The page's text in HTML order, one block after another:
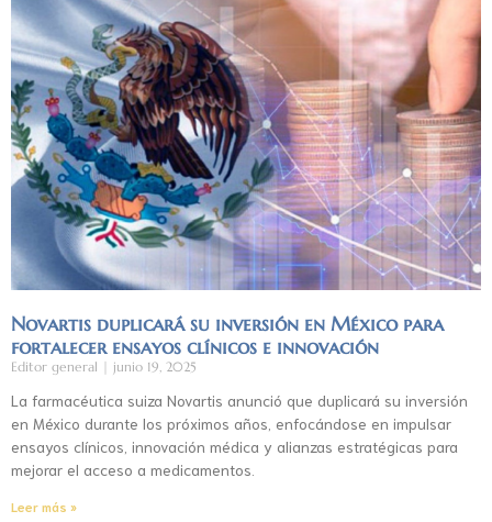
Novartis duplicará su inversión en México para
fortalecer ensayos clínicos e innovación
Editor general junio 19, 2025
La farmacéutica suiza Novartis anunció que duplicará su inversión
en México durante los próximos años, enfocándose en impulsar
ensayos clínicos, innovación médica y alianzas estratégicas para
mejorar el acceso a medicamentos.
Leer más »